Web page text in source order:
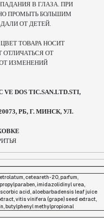
В ГЛАЗА. ПРИ
ПРОМЫТЬ БОЛЬШИМ
ОТ ДЕТЕЙ.
ТОВАРА НОСИТ
ОТЛИЧАТЬСЯ ОТ
ИЗМЕНЕНИЙ
DOS TIC.SAN.LTD.STI,
РБ, Г. МИНСК, УЛ.
ceteareth-20, parfum,
imidazolidinyl urea,
acid, aloebarbadensis leaf juice
vitis vinifera (grape) seed extract,
butylphenyl methylpropional